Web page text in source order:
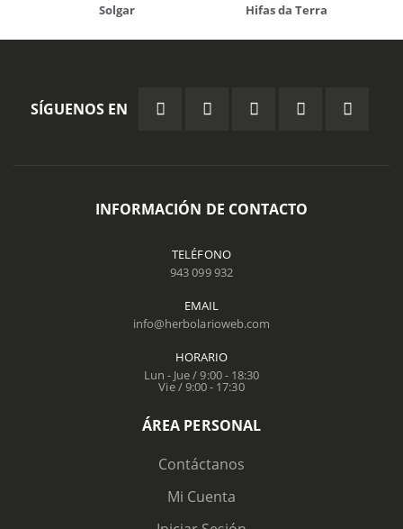
Solgar Hifas da Terra
SÍGUENOS EN
INFORMACIÓN DE CONTACTO
TELÉFONO
943 099 932
EMAIL
info@herbolarioweb.com
HORARIO
Lun - Jue / 9:00 - 18:30
Vie / 9:00 - 17:30
ÁREA PERSONAL
Contáctanos
Mi Cuenta